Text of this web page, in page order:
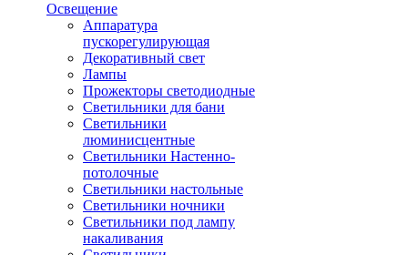
Освещение
Аппаратура
пускорегулирующая
Декоративный свет
Лампы
Прожекторы светодиодные
Светильники для бани
Светильники
люминисцентные
Светильники Настенно-
потолочные
Светильники настольные
Светильники ночники
Светильники под лампу
накаливания